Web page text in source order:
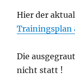
Hier der
Trainingsplan
Die
nicht statt !